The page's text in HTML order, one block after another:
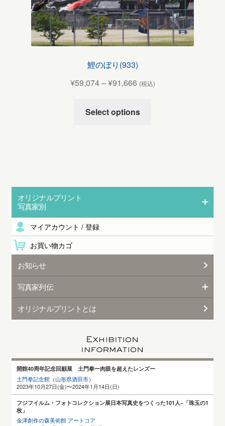
鯉のぼり(933)
¥59,074–¥91,666 (税込)
Select options
オリジナルプリント
写真家別
マイアカウント / 登録
お買い物カゴ
お知らせ
写真家列伝
オリジナルプリントとは
開館40周年記念回顧展 土門拳ー肉眼を超えたレンズー
土門拳記念館（山形県酒田市）
2023年10月27日(金)〜2024年1月14日(日)
フジフイルム・フォトコレクション展日本写真史をつくった101人−「珠玉の1
枚」
金津創作の森美術館 アートコア